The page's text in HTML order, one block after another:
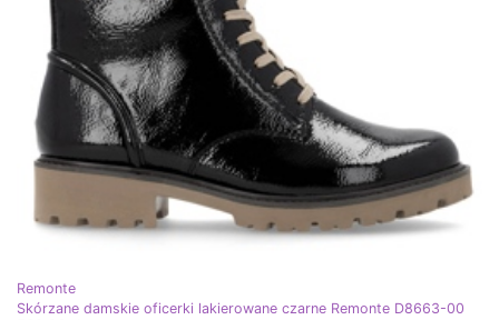
Remonte
Skórzane damskie oficerki lakierowane czarne Remonte D8663-00